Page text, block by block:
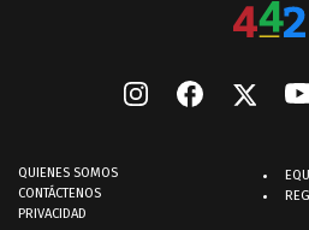
QUIENES SOMOS
CONTÁCTENOS
PRIVACIDAD